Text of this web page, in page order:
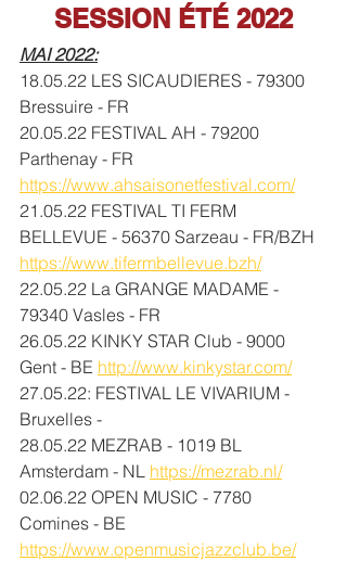
SESSION ÉTÉ 2022
MAI 2022:
18.05.22 LES SICAUDIERES - 79300
Bressuire - FR
20.05.22 FESTIVAL AH - 79200
Parthenay - FR
https://www.ahsaisonetfestival.com/
21.05.22 FESTIVAL TI FERM
BELLEVUE - 56370 Sarzeau - FR/BZH
https://www.tifermbellevue.bzh/
22.05.22 La GRANGE MADAME -
79340 Vasles - FR
26.05.22 KINKY STAR Club - 9000
Gent - BE http://www.kinkystar.com/
27.05.22: FESTIVAL LE VIVARIUM -
Bruxelles -
28.05.22 MEZRAB - 1019 BL
Amsterdam - NL https://mezrab.nl/
02.06.22 OPEN MUSIC - 7780
Comines - BE
https://www.openmusicjazzclub.be/